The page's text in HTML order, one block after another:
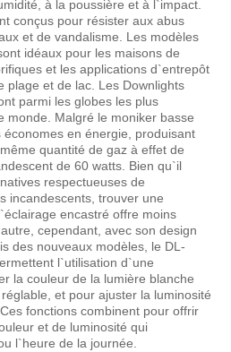
à la poussière et à l`impact.
conçus pour résister aux abus
et de vandalisme. Les modèles
idéaux pour les maisons de
et les applications d`entrepôt
plage et de lac. Les Downlights
parmi les globes les plus
monde. Malgré le moniker basse
en énergie, produisant
quantité de gaz à effet de
de 60 watts. Bien qu`il
respectueuses de
incandescents, trouver une
encastré offre moins
cependant, avec son design
des nouveaux modèles, le DL-
l`utilisation d`une
la couleur de la lumière blanche
et pour ajuster la luminosité
fonctions combinent pour offrir
et de luminosité qui
l`heure de la journée.